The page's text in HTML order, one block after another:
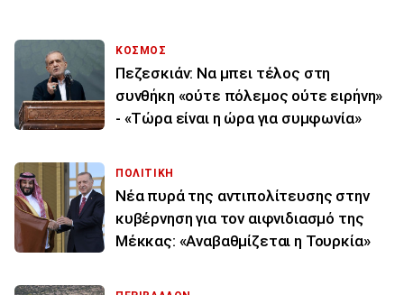
ΚΟΣΜΟΣ
Πεζεσκιάν: Να μπει τέλος στη
συνθήκη «ούτε πόλεμος ούτε ειρήνη»
- «Τώρα είναι η ώρα για συμφωνία»
ΠΟΛΙΤΙΚΗ
Νέα πυρά της αντιπολίτευσης στην
κυβέρνηση για τον αιφνιδιασμό της
Μέκκας: «Αναβαθμίζεται η Τουρκία»